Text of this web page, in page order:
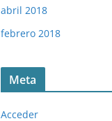
abril 2018
febrero 2018
Meta
Acceder